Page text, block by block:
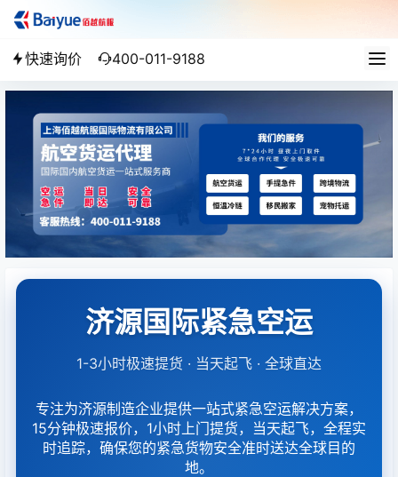
快速询价 400-011-9188
济源国际紧急空运
1-3小时极速提货 · 当天起飞 · 全球直达
专注为济源制造企业提供一站式紧急空运解决方案，
15分钟极速报价，1小时上门提货，当天起飞，全程实
时追踪，确保您的紧急货物安全准时送达全球目的
地。